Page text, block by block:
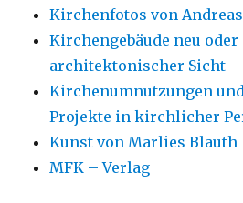
Kirchenfotos von
Kirchengebäude neu
architektonischer Sicht
Kirchenumnutzungen
Projekte in kirchlicher
Kunst von Marlies Blauth
MFK – Verlag